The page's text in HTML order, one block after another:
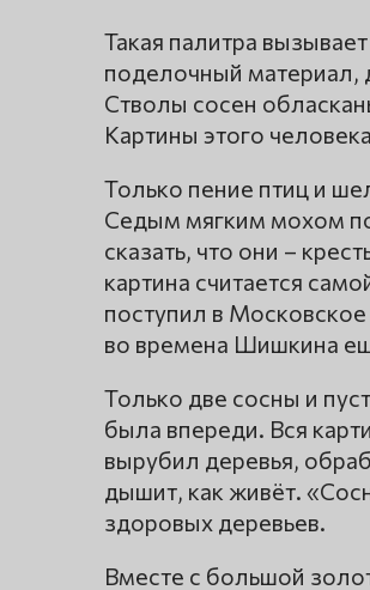
Такая палитра
поделочный материал,
Стволы сосен
Картины этого
Только пение птиц и
Седым мягким мохом
сказать, что они –
картина считается
поступил в
во времена Шишкина
Только две сосны и
была впереди. Вся
вырубил деревья,
дышит, как живёт.
здоровых деревьев.
Вместе с большой